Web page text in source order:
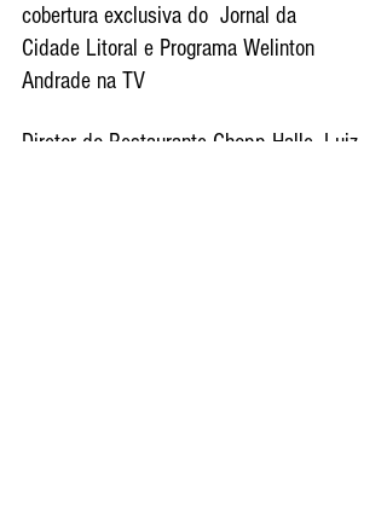
cobertura exclusiva do  Jornal da
Cidade Litoral e Programa Welinton
Andrade na TV
Diretor do Restaurante Chopp Halle, Luiz